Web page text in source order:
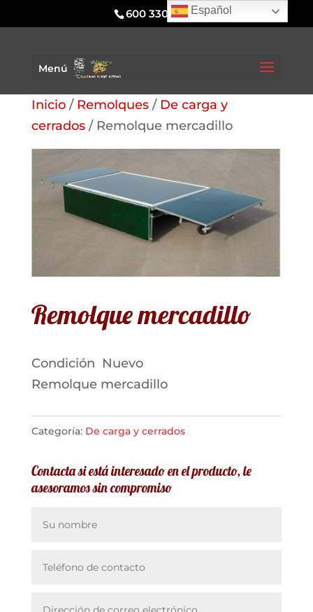
600 330 295
Menú
Inicio/ Remolques/ De carga y
cerrados/ Remolque mercadillo
Remolque mercadillo
Condición Nuevo
Remolque mercadillo
Categoría: De carga y cerrados
Contacta si está interesado en el producto, le
asesoramos sin compromiso
Español